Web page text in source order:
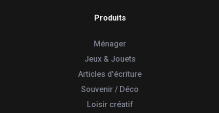
Produits
Ménager
Jeux & Jouets
Articles d'écriture
Souvenir / Déco
Loisir créatif